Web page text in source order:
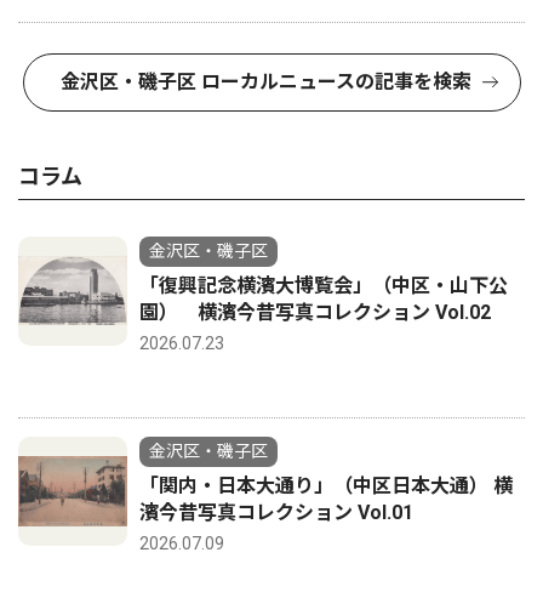
金沢区・磯子区 ローカルニュースの記事を検索
コラム
金沢区・磯子区
「復興記念横濱大博覧会」（中区・山下公
園） 横濱今昔写真コレクション Vol.02
2026.07.23
金沢区・磯子区
「関内・日本大通り」（中区日本大通） 横
濱今昔写真コレクション Vol.01
2026.07.09